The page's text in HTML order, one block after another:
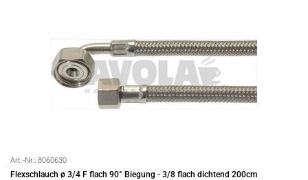
Art.-Nr.: 8060630
Flexschlauch ø 3/4 F flach 90° Biegung - 3/8 flach dichtend 200cm